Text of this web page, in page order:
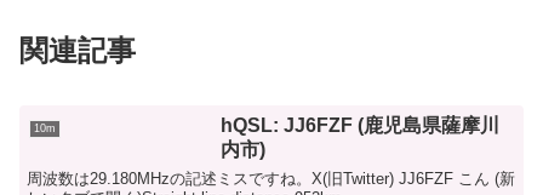
関連記事
10m
hQSL: JJ6FZF (鹿児島県薩摩川
内市)
周波数は29.180MHzの記述ミスですね。X(旧Twitter) JJ6FZF こん (新